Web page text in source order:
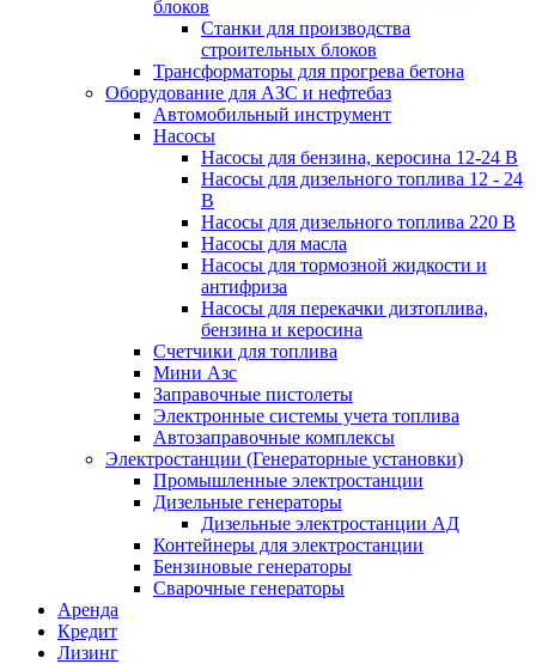
блоков
Cтанки для производства
строительных блоков
Трансформаторы для прогрева бетона
Оборудование для АЗС и нефтебаз
Автомобильный инструмент
Насосы
Насосы для бензина, керосина 12-24 В
Насосы для дизельного топлива 12 - 24
В
Насосы для дизельного топлива 220 В
Насосы для масла
Насосы для тормозной жидкости и
антифриза
Насосы для перекачки дизтоплива,
бензина и керосина
Счетчики для топлива
Мини Азс
Заправочные пистолеты
Электронные системы учета топлива
Автозаправочные комплексы
Электростанции (Генераторные установки)
Промышленные электростанции
Дизельные генераторы
Дизельные электростанции АД
Контейнеры для электростанции
Бензиновые генераторы
Сварочные генераторы
Аренда
Кредит
Лизинг